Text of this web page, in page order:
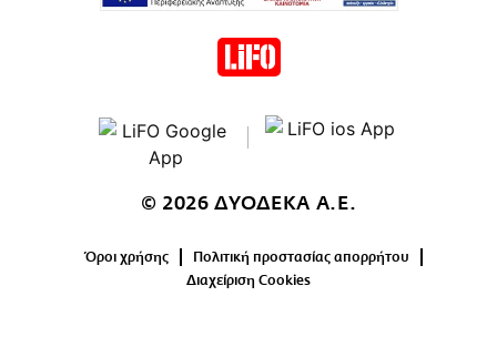
© 2026 ΔΥΟΔΕΚΑ Α.Ε.
Όροι χρήσης
Πολιτική προστασίας απορρήτου
Διαχείριση Cookies